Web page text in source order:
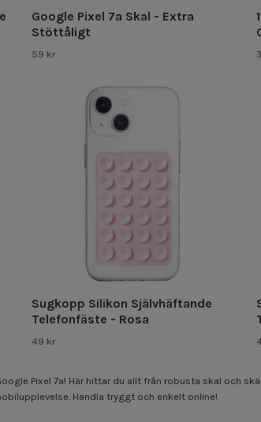
Google Pixel 7a Skal - Extra
Stöttåligt
59 kr
Sugkopp Silikon Självhäftande
Telefonfäste - Rosa
49 kr
Pixel 7a! Här hittar du allt från robusta skal och
Handla tryggt och enkelt online!